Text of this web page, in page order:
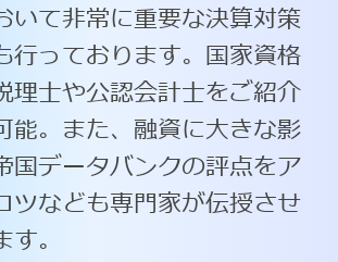
いて非常に重要な決算対策
行っております。国家資格
理士や公認会計士をご紹介
能。また、融資に大きな影
国データバンクの評点をア
ツなども専門家が伝授させ
。